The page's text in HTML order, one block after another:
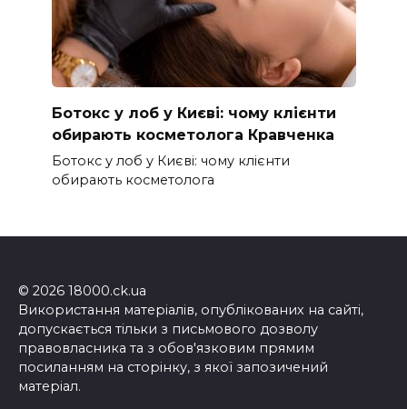
Ботокс у лоб у Києві: чому клієнти
обирають косметолога Кравченка
Ботокс у лоб у Києві: чому клієнти
обирають косметолога
© 2026 18000.ck.ua
Використання матеріалів, опублікованих на сайті,
допускається тільки з письмового дозволу
правовласника та з обов'язковим прямим
посиланням на сторінку, з якої запозичений
матеріал.